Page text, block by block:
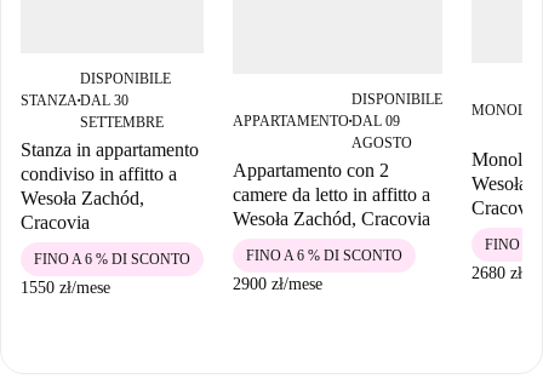
STANZA ■
DISPONIBILE
DAL 30
SETTEMBRE
Stanza in appartamento
condiviso in affitto a
Wesoła Zachód,
Cracovia
1550 zł/mese
FINO A 6 % DI SCONTO
APPARTAMENTO■
DISPONIBILE
DAL 09
AGOSTO
Appartamento con 2
camere da letto in affitto a
Wesoła Zachód, Cracovia
2900 zł/mese
FINO A 6 % DI SCONTO
Wesoła
Cracovia
2680 zł
FINO A